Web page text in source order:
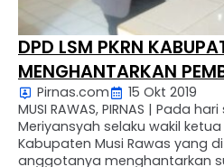
DPD LSM PKRN
MENGHANTARKAN
KESBANGPOL
Pirnas.com
15 Okt 2019
MUSI RAWAS, PIRNAS | Pada
Meriyansyah selaku wakil ketua
Kabupaten Musi Rawas yang
anggotanya menghantarkan